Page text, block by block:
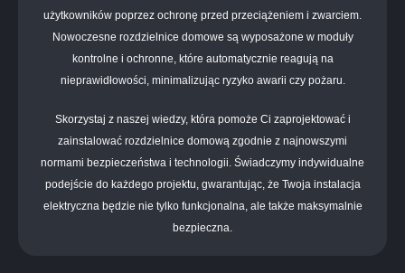
użytkowników poprzez ochronę przed przeciążeniem i zwarciem.
Nowoczesne rozdzielnice domowe są wyposażone w moduły
kontrolne i ochronne, które automatycznie reagują na
nieprawidłowości, minimalizując ryzyko awarii czy pożaru.
Skorzystaj z naszej wiedzy, która pomoże Ci zaprojektować i
zainstalować rozdzielnice domową zgodnie z najnowszymi
normami bezpieczeństwa i technologii. Świadczymy indywidualne
podejście do każdego projektu, gwarantując, że Twoja instalacja
elektryczna będzie nie tylko funkcjonalna, ale także maksymalnie
bezpieczna.